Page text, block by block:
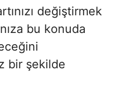
değiştirmek
bu konuda
bir şekilde